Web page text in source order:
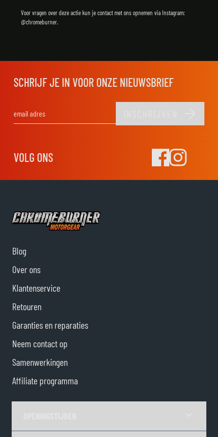
Voor vragen over deze actie kun je contact met ons opnemen via Instagram:
@chromeburner.
SCHRIJF JE IN VOOR ONZE NIEUWSBRIEF
VOLG ONS
Blog
Over ons
Klantenservice
Retouren
Garanties en reparaties
Neem contact op
Samenwerkingen
Affiliate programma